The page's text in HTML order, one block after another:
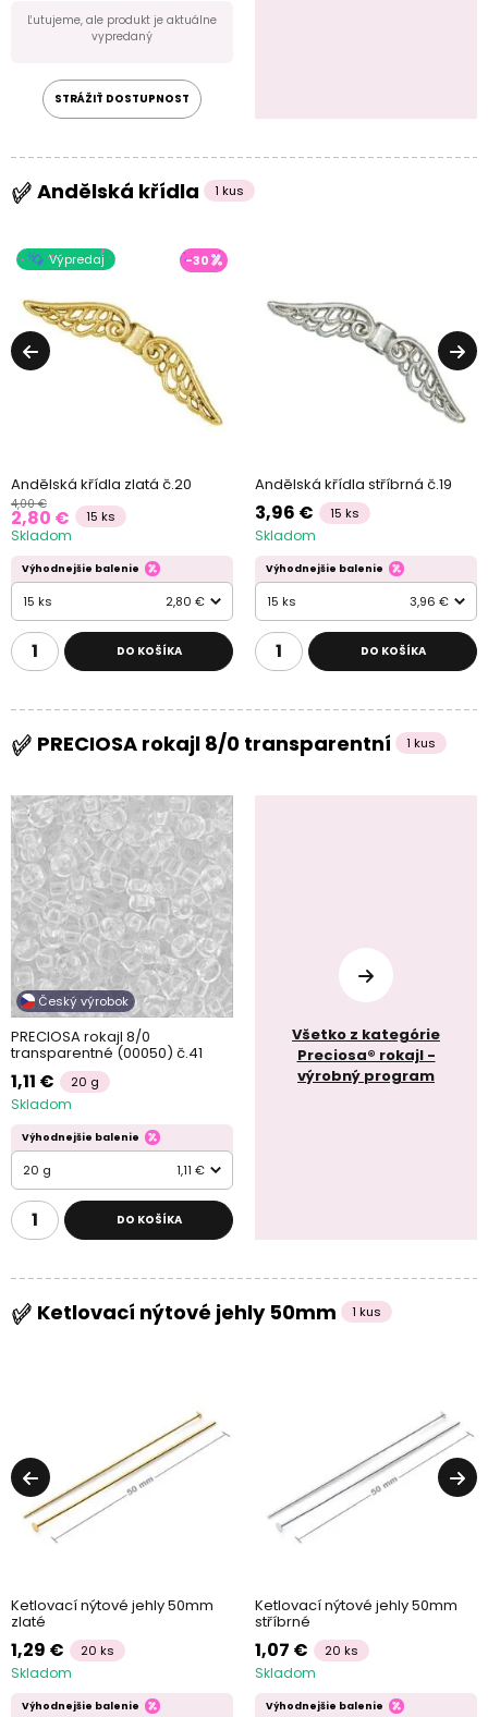
Ľutujeme, ale produkt je aktuálne
vypredaný
STRÁŽIŤ DOSTUPNOST
Andělská křídla 1 kus
Výpredaj -30
Andělská křídla zlatá č.20
4,00 €
2,80 € 15 ks
Skladom
Výhodnejšie balenie
15 ks 2,80 €
DO KOŠÍKA
Andělská křídla stříbrná č.19
3,96 € 15 ks
Skladom
Výhodnejšie balenie
15 ks 3,96 €
DO KOŠÍKA
PRECIOSA rokajl 8/0 transparentní 1 kus
Český výrobok
PRECIOSA rokajl 8/0
transparentné (00050) č.41
1,11 € 20 g
Skladom
Výhodnejšie balenie
20 g 1,11 €
DO KOŠÍKA
Všetko z kategórie
Preciosa® rokajl -
výrobný program
Ketlovací nýtové jehly 50mm 1 kus
Ketlovací nýtové jehly 50mm
zlaté
1,29 € 20 ks
Skladom
Výhodnejšie balenie
Ketlovací nýtové jehly 50mm
stříbrné
1,07 € 20 ks
Skladom
Výhodnejšie balenie